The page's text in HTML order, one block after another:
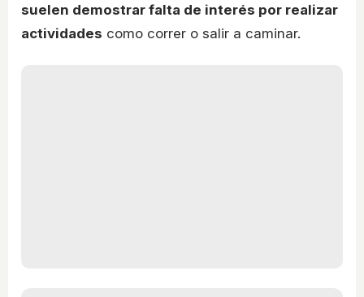
suelen demostrar falta de interés por realizar
actividades como correr o salir a caminar.